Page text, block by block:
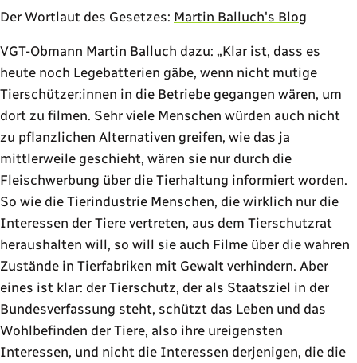
Der Wortlaut des Gesetzes: Martin Balluch's Blog
VGT-Obmann Martin Balluch dazu:
Klar ist, dass es
heute noch Legebatterien gäbe, wenn nicht mutige
Tierschützer:innen in die Betriebe gegangen wären, um
dort zu filmen. Sehr viele Menschen würden auch nicht
zu pflanzlichen Alternativen greifen, wie das ja
mittlerweile geschieht, wären sie nur durch die
Fleischwerbung über die Tierhaltung informiert worden.
So wie die Tierindustrie Menschen, die wirklich nur die
Interessen der Tiere vertreten, aus dem Tierschutzrat
heraushalten will, so will sie auch Filme über die wahren
Zustände in Tierfabriken mit Gewalt verhindern. Aber
eines ist klar: der Tierschutz, der als Staatsziel in der
Bundesverfassung steht, schützt das Leben und das
Wohlbefinden der Tiere, also ihre ureigensten
Interessen, und nicht die Interessen derjenigen, die die